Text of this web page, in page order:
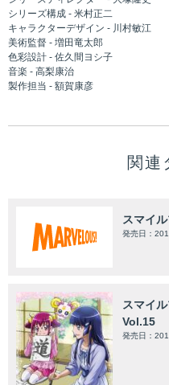
シリーズ構成 - 米村正二
キャラクターデザイン - 川村敏江
美術監督 - 増田竜太郎
色彩設計 - 佐久間ヨシ子
音楽 - 高梨康治
製作担当 - 額賀康彦
関連
スマイ
発売日：
スマイ
Vol.15
発売日：